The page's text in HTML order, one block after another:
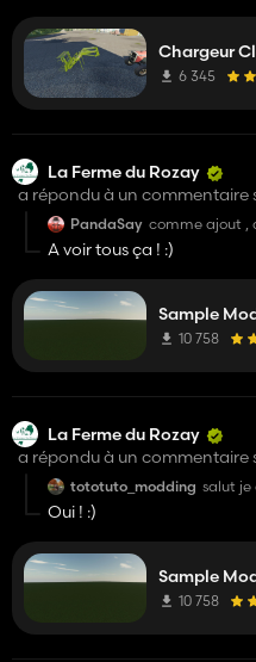
Chargeur
6 345
La Ferme du Rozay
a répondu à un commentaire
PandaSay comme ajout ,
serais cool si
A voir tous ça ! :)
Sample
10 758
La Ferme du Rozay
a répondu à un commentaire
tototuto_modding salut je
Oui ! :)
Sample
10 758